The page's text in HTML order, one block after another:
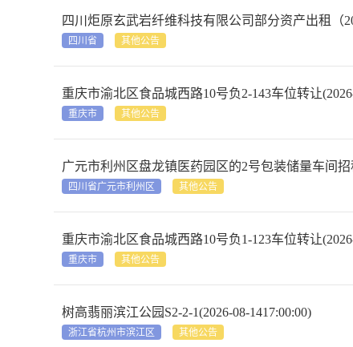
四川炬原玄武岩纤维科技有限公司部分资产出租（
四川省 其他公告
重庆市渝北区食品城西路10号负2-143车位转让
重庆市 其他公告
广元市利州区盘龙镇医药园区的2号包装储量车间招
四川省广元市利州区 其他公告
重庆市渝北区食品城西路10号负1-123车位转让
重庆市 其他公告
树高翡丽滨江公园S2-2-1(2026-08-1417:00:00)
浙江省杭州市滨江区 其他公告